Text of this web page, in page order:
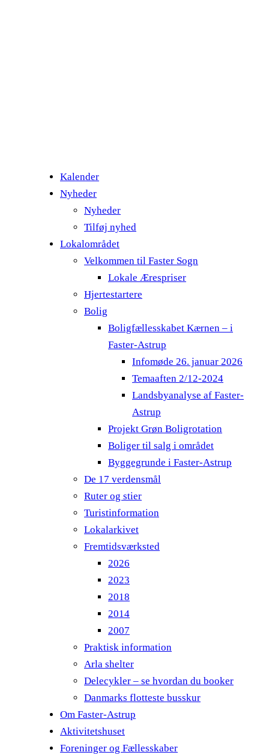
Kalender
Nyheder
Nyheder
Tilføj nyhed
Lokalområdet
Velkommen til Faster Sogn
Lokale Ærespriser
Hjertestartere
Bolig
Boligfællesskabet Kærnen – i
Faster-Astrup
Infomøde 26. januar 2026
Temaaften 2/12-2024
Landsbyanalyse af Faster-
Astrup
Projekt Grøn Boligrotation
Boliger til salg i området
Byggegrunde i Faster-Astrup
De 17 verdensmål
Ruter og stier
Turistinformation
Lokalarkivet
Fremtidsværksted
2026
2023
2018
2014
2007
Praktisk information
Arla shelter
Delecykler – se hvordan du booker
Danmarks flotteste busskur
Om Faster-Astrup
Aktivitetshuset
Foreninger og Fællesskaber